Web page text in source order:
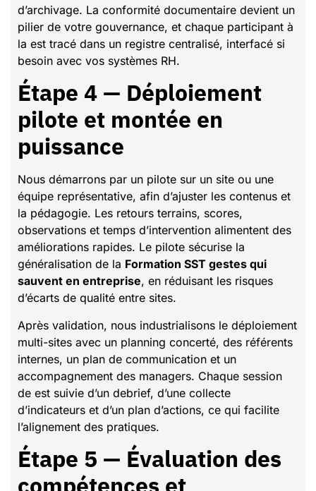
d’archivage. La conformité documentaire devient un
pilier de votre gouvernance, et chaque participant à
la est tracé dans un registre centralisé, interfacé si
besoin avec vos systèmes RH.
Étape 4 — Déploiement
pilote et montée en
puissance
Nous démarrons par un pilote sur un site ou une
équipe représentative, afin d’ajuster les contenus et
la pédagogie. Les retours terrains, scores,
observations et temps d’intervention alimentent des
améliorations rapides. Le pilote sécurise la
généralisation de la Formation SST gestes qui
sauvent en entreprise, en réduisant les risques
d’écarts de qualité entre sites.
Après validation, nous industrialisons le déploiement
multi-sites avec un planning concerté, des référents
internes, un plan de communication et un
accompagnement des managers. Chaque session
de est suivie d’un debrief, d’une collecte
d’indicateurs et d’un plan d’actions, ce qui facilite
l’alignement des pratiques.
Étape 5 — Évaluation des